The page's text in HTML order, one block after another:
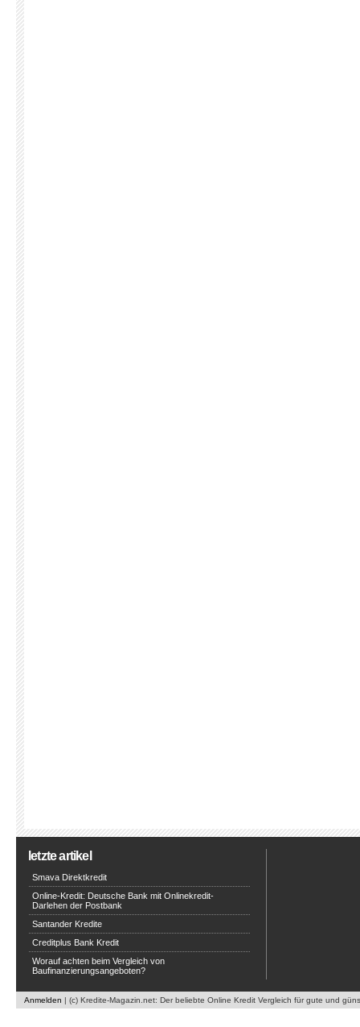
letzte artikel
Smava Direktkredit
Online-Kredit: Deutsche Bank mit Onlinekredit-
Darlehen der Postbank
Santander Kredite
Creditplus Bank Kredit
Worauf achten beim Vergleich von
Baufinanzierungsangeboten?
Anmelden | (c) Kredite-Magazin.net: Der beliebte Online Kredit Vergleich für gute und